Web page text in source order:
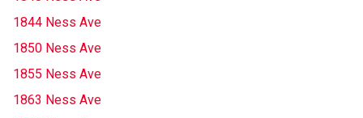
1844 Ness Ave
1850 Ness Ave
1855 Ness Ave
1863 Ness Ave